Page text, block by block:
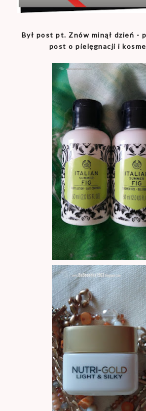
Był post pt. Znów minął dzień -
post o pielęgnacji i